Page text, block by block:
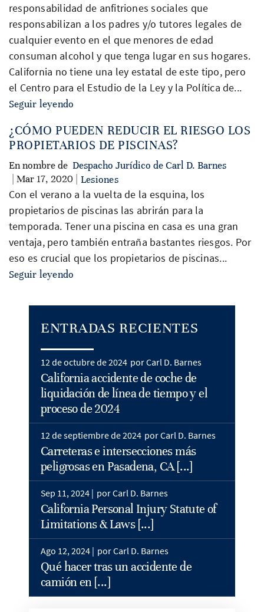
responsabilidad de anfitriones sociales que
responsabilizan a los padres y/o tutores legales de
cualquier evento en el que menores de edad
consuman alcohol y que tenga lugar en sus hogares.
California no tiene una ley estatal de este tipo, pero
el Centro para el Estudio de la Ley y la Política de...
Seguir leyendo
¿CÓMO PUEDEN REDUCIR EL RIESGO LOS
PROPIETARIOS DE PISCINAS?
En nombre de Despacho Jurídico de Carl D. Barnes
| Mar 17, 2020 |
Lesiones
Con el verano a la vuelta de la esquina, los
propietarios de piscinas las abrirán para la
temporada. Tener una piscina en casa es una gran
ventaja, pero también entraña bastantes riesgos. Por
eso es crucial que los propietarios de piscinas...
Seguir leyendo
ENTRADAS RECIENTES
12 de octubre de 2024 por Carl D. Barnes
California accidente de coche de
liquidación de línea de tiempo y el
proceso de 2024
12 de septiembre de 2024 por Carl D. Barnes
Carreteras e intersecciones más
peligrosas en Pasadena, CA [...]
Sep 11, 2024 | por Carl D. Barnes
California Personal Injury Statute of
Limitations & Laws [...]
Ago 12, 2024 | por Carl D. Barnes
Qué hacer tras un accidente de
camión en [...]